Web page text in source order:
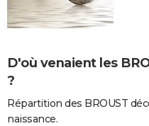
D'où venaient les
?
Répartition des BROUST
naissance.